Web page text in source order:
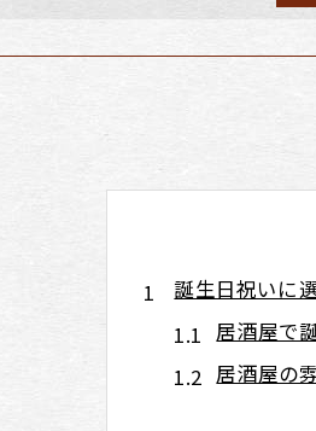
誕生日祝いに
居酒屋で
居酒屋の
誕生日に